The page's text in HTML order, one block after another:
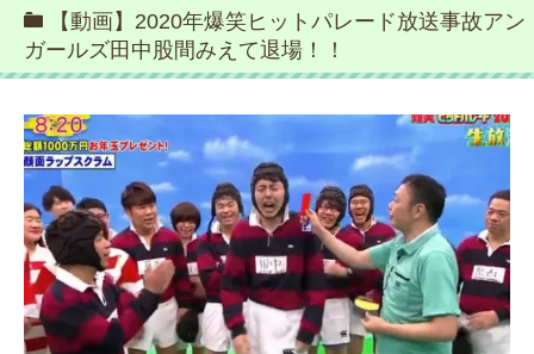
【動画】2020年爆笑ヒットパレード放送事故アン
ガールズ田中股間みえて退場！！